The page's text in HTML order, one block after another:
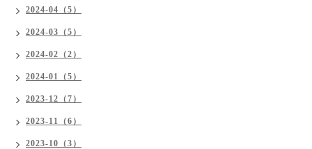
2024-04（5）
2024-03（5）
2024-02（2）
2024-01（5）
2023-12（7）
2023-11（6）
2023-10（3）